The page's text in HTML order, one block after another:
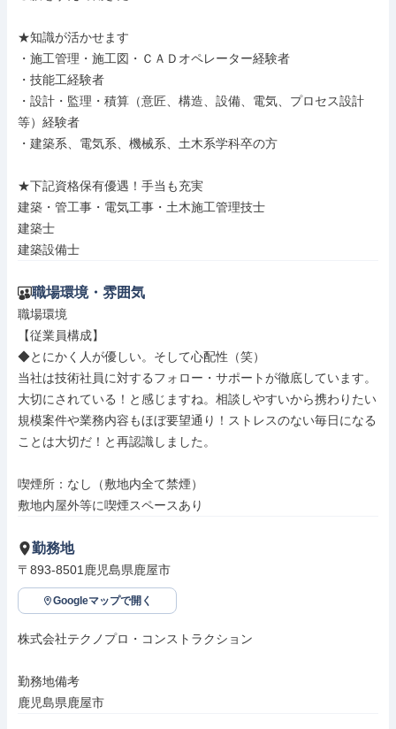
★知識が活かせます
・施工管理・施工図・ＣＡＤオペレーター経験者
・技能工経験者
・設計・監理・積算（意匠、構造、設備、電気、プロセス設計
等）経験者
・建築系、電気系、機械系、土木系学科卒の方
★下記資格保有優遇！手当も充実
建築・管工事・電気工事・土木施工管理技士
建築士
建築設備士
職場環境・雰囲気
職場環境
【従業員構成】
◆とにかく人が優しい。そして心配性（笑）
当社は技術社員に対するフォロー・サポートが徹底しています。
大切にされている！と感じますね。相談しやすいから携わりたい
規模案件や業務内容もほぼ要望通り！ストレスのない毎日になる
ことは大切だ！と再認識しました。
喫煙所：なし（敷地内全て禁煙）
敷地内屋外等に喫煙スペースあり
勤務地
〒893-8501鹿児島県鹿屋市
Googleマップで開く
株式会社テクノプロ・コンストラクション
勤務地備考
鹿児島県鹿屋市